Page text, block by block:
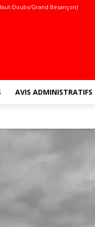
Doubs/Grand Besançon)
AVIS ADMINISTRATIFS